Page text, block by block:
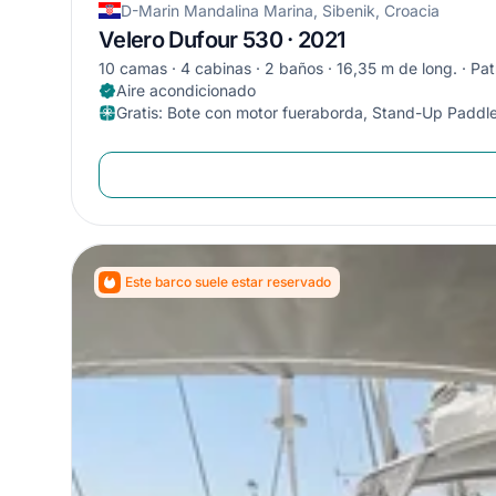
D-Marin Mandalina Marina, Sibenik, Croacia
Velero Dufour 530 · 2021
10 camas 4 cabinas 2 baños 16,35 m de long.
Aire acondicionado
Gratis: Bote con motor fueraborda, Stand-Up
Este barco suele estar reservado
Suscribe a
¡Únete